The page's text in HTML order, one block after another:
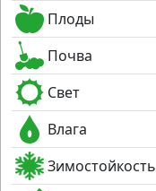
Плоды
Почва
Свет
Влага
Зимостойкость